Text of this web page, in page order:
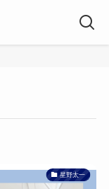
星野太一